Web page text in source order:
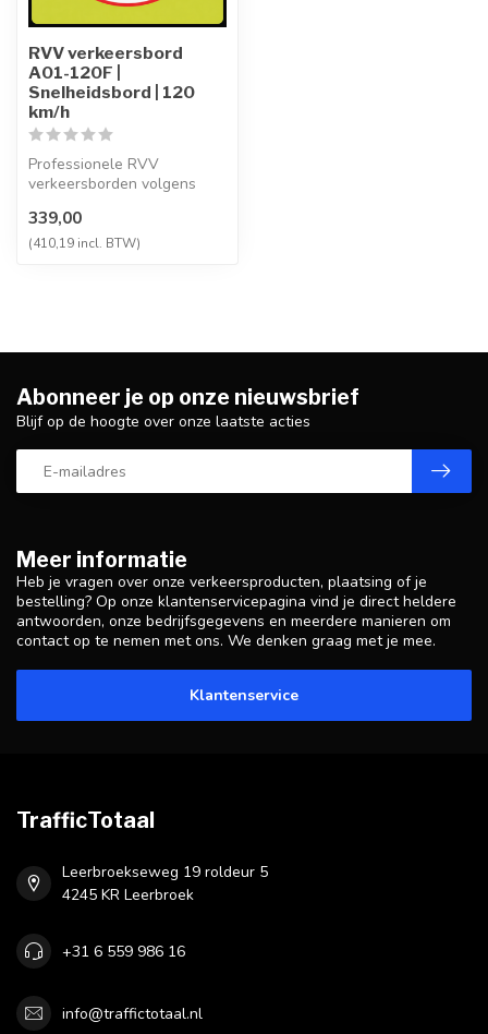
RVV verkeersbord
A01-120F |
Snelheidsbord | 120
km/h
Professionele RVV
verkeersborden volgens
vervaardigd uit hoogwaa...
339,00
(410,19 incl. BTW)
Meer informatie
Heb je vragen over onze verkeersproducten, plaatsing of je
bestelling? Op onze klantenservicepagina vind je direct heldere
antwoorden, onze bedrijfsgegevens en meerdere manieren om
contact op te nemen met ons. We denken graag met je mee.
Klantenservice
Abonneer je op onze nieuwsbrief
Blijf op de hoogte over onze laatste acties
TrafficTotaal
Leerbroekseweg 19 roldeur 5
4245 KR Leerbroek
+31 6 559 986 16
info@traffictotaal.nl